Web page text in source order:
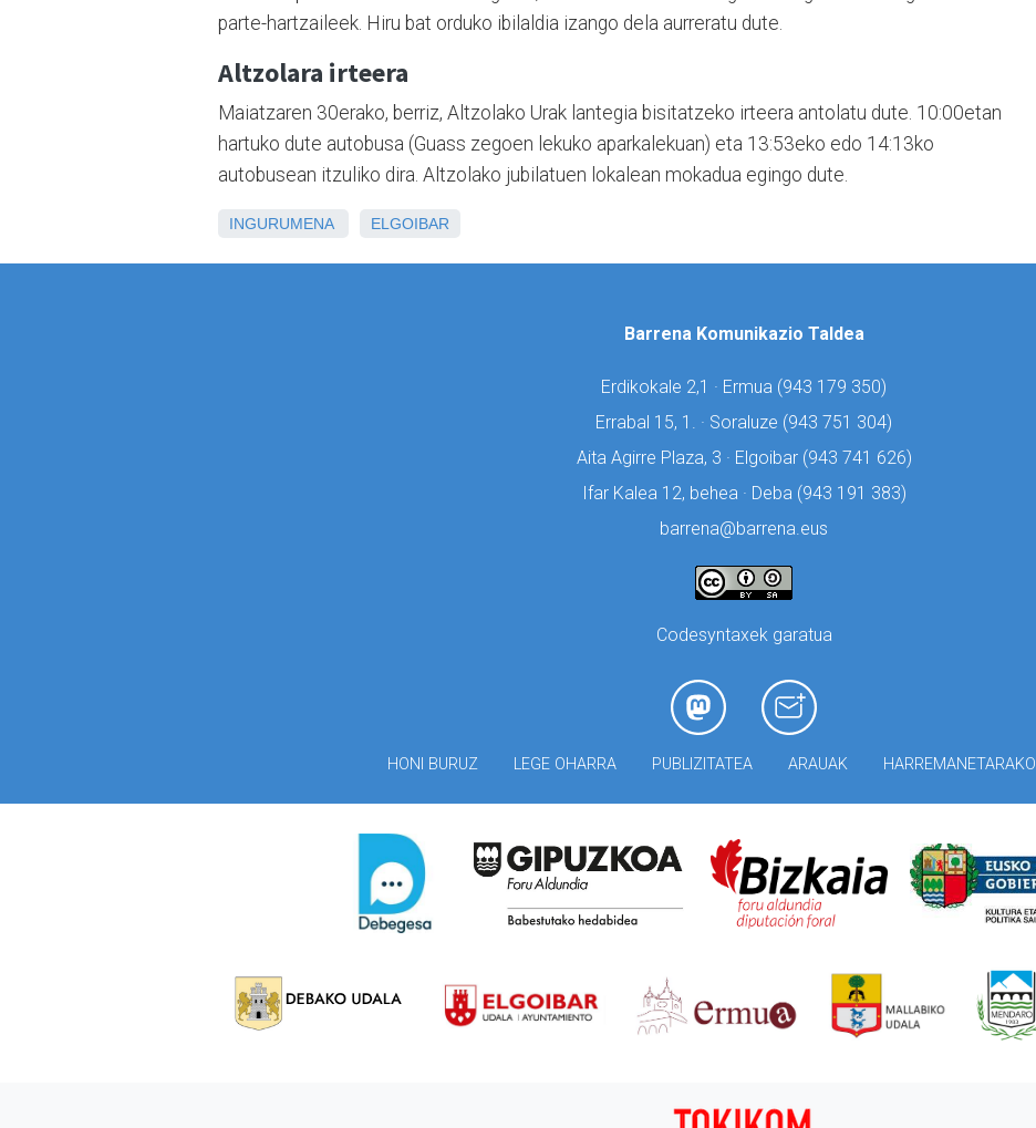
parte-hartzaileek. Hiru bat orduko ibilaldia izango dela aurreratu dute.
Altzolara irteera
Maiatzaren 30erako, berriz, Altzolako Urak lantegia bisitatzeko irteera antolatu dute. 10:00etan
hartuko dute autobusa (Guass zegoen lekuko aparkalekuan) eta 13:53eko edo 14:13ko
autobusean itzuliko dira. Altzolako jubilatuen lokalean mokadua egingo dute.
INGURUMENA ELGOIBAR
Barrena Komunikazio Taldea
Erdikokale 2,1 · Ermua (943 179 350)
Errabal 15, 1. · Soraluze (943 751 304)
Aita Agirre Plaza, 3 · Elgoibar (943 741 626)
Ifar Kalea 12, behea · Deba (943 191 383)
barrena@barrena.eus
Codesyntaxek garatua
HONI BURUZ LEGE OHARRA PUBLIZITATEA ARAUAK HARREMANETARAKO